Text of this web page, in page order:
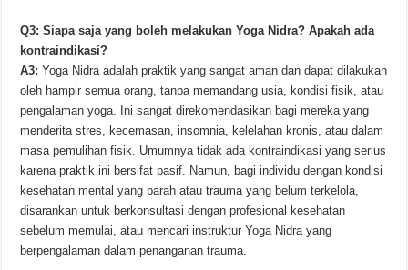
Q3: Siapa saja yang boleh melakukan Yoga Nidra? Apakah ada
kontraindikasi?
A3: Yoga Nidra adalah praktik yang sangat aman dan dapat dilakukan
oleh hampir semua orang, tanpa memandang usia, kondisi fisik, atau
pengalaman yoga. Ini sangat direkomendasikan bagi mereka yang
menderita stres, kecemasan, insomnia, kelelahan kronis, atau dalam
masa pemulihan fisik. Umumnya tidak ada kontraindikasi yang serius
karena praktik ini bersifat pasif. Namun, bagi individu dengan kondisi
kesehatan mental yang parah atau trauma yang belum terkelola,
disarankan untuk berkonsultasi dengan profesional kesehatan
sebelum memulai, atau mencari instruktur Yoga Nidra yang
berpengalaman dalam penanganan trauma.